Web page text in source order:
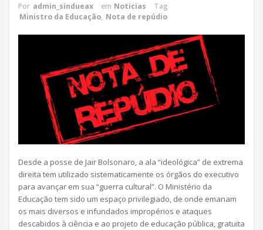
Por admin_sindueax em Noticias
Tag
Ministro da Educação, Nota de repúdio
Desde a posse de Jair Bolsonaro, a ala “ideológica” de extrema
direita tem utilizado sistematicamente os órgãos do executivo
para avançar em sua “guerra cultural”. O Ministério da
Educação tem sido um espaço privilegiado, de onde emanam
os mais diversos e infundados impropérios e ataques
descabidos à ciência e ao projeto de educação pública, gratuita